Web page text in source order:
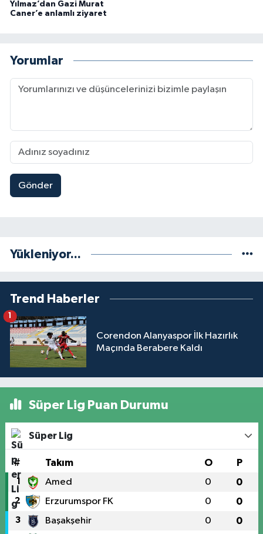
Yılmaz’dan Gazi Murat
Caner’e anlamlı ziyaret
Yorumlar
Gönder
Yükleniyor...
Trend Haberler
Corendon Alanyaspor İlk Hazırlık
Maçında Berabere Kaldı
Süper Lig Puan Durumu
Süper Lig
# Takım O P
1 Amed 0 0
2 Erzurumspor FK 0 0
3 Başakşehir 0 0